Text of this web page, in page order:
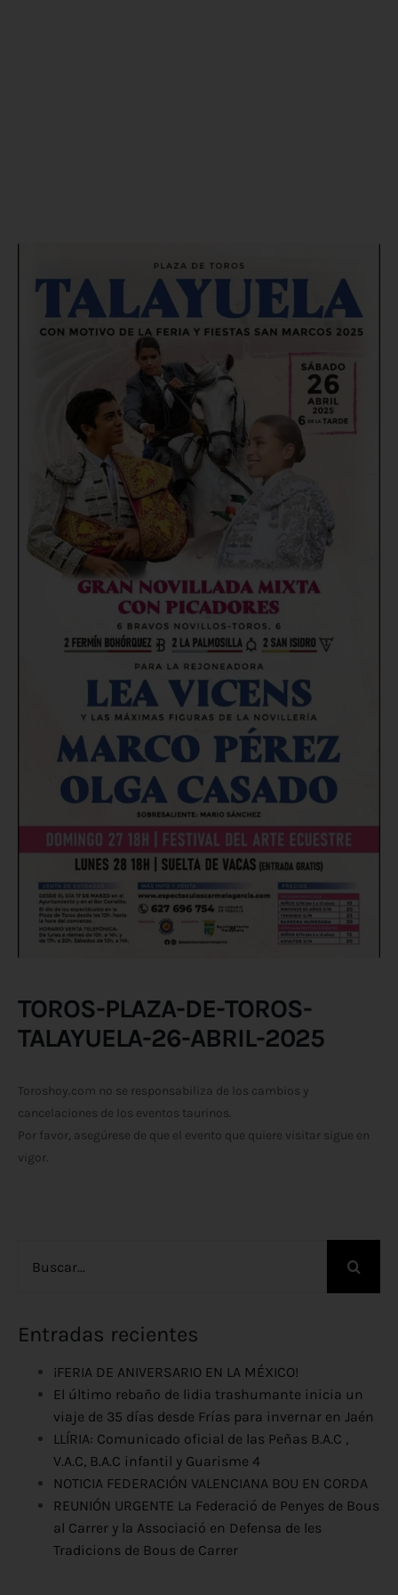
TOROS-PLAZA-DE-TOROS-
TALAYUELA-26-ABRIL-2025
Toroshoy.com no se responsabiliza de los cambios y
cancelaciones de los eventos taurinos.
Por favor, asegúrese de que el evento que quiere visitar sigue en
vigor.
Entradas recientes
¡FERIA DE ANIVERSARIO EN LA MÉXICO!
El último rebaño de lidia trashumante inicia un
viaje de 35 días desde Frías para invernar en Jaén
LLÍRIA: Comunicado oficial de las Peñas B.A.C ,
V.A.C, B.A.C infantil y Guarisme 4
NOTICIA FEDERACIÓN VALENCIANA BOU EN CORDA
REUNIÓN URGENTE La Federació de Penyes de Bous
al Carrer y la Associació en Defensa de les
Tradicions de Bous de Carrer